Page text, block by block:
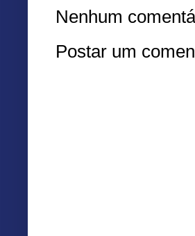
Nenhum
Postar um